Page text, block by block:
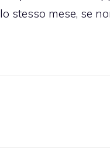
stesso mese, se